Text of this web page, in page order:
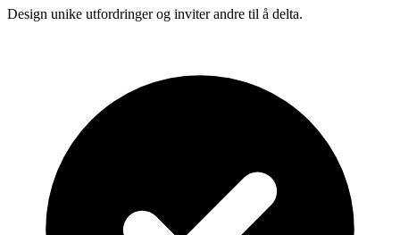
Design unike utfordringer og inviter andre til å delta.